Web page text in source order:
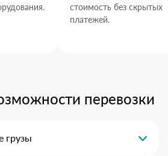
стоимость без скрытых
платежей.
перевозки
грузы